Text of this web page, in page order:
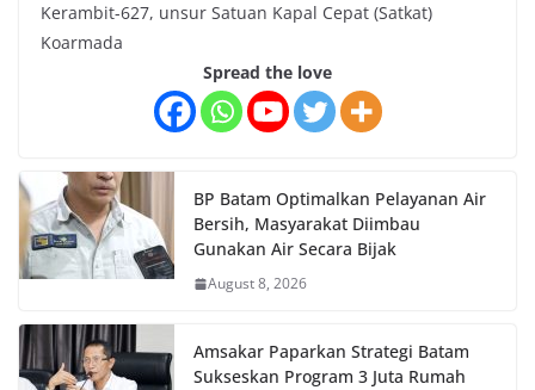
Kerambit-627, unsur Satuan Kapal Cepat (Satkat)
Koarmada
Spread the love
BP Batam Optimalkan Pelayanan Air
Bersih, Masyarakat Diimbau
Gunakan Air Secara Bijak
August 8, 2026
Amsakar Paparkan Strategi Batam
Sukseskan Program 3 Juta Rumah